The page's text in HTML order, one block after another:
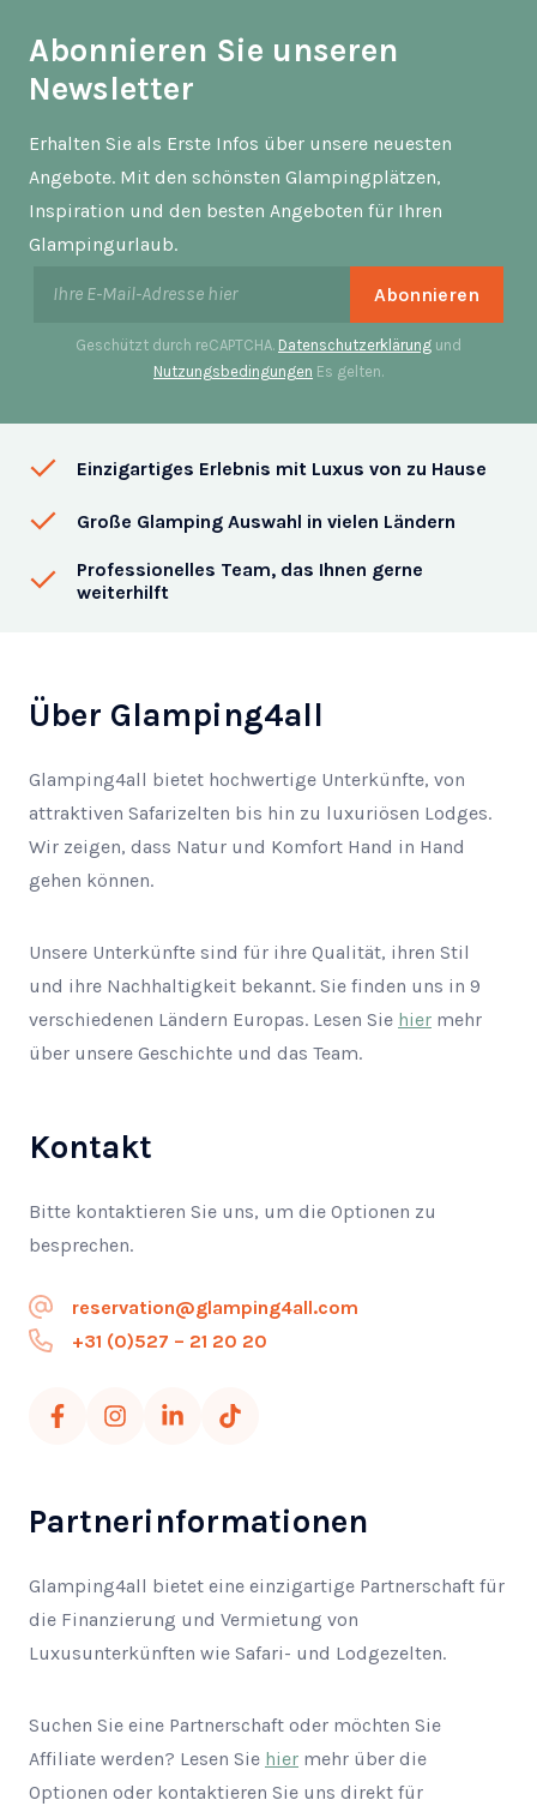
Abonnieren Sie unseren
Newsletter
Erhalten Sie als Erste Infos über unsere neuesten
Angebote. Mit den schönsten Glampingplätzen,
Inspiration und den besten Angeboten für Ihren
Glampingurlaub.
Geschützt durch reCAPTCHA. Datenschutzerklärung und
Nutzungsbedingungen Es gelten.
Einzigartiges Erlebnis mit Luxus von zu Hause
Große Glamping Auswahl in vielen Ländern
Professionelles Team, das Ihnen gerne
weiterhilft
Über Glamping4all
Glamping4all bietet hochwertige Unterkünfte, von
attraktiven Safarizelten bis hin zu luxuriösen Lodges.
Wir zeigen, dass Natur und Komfort Hand in Hand
gehen können.
Unsere Unterkünfte sind für ihre Qualität, ihren Stil
und ihre Nachhaltigkeit bekannt. Sie finden uns in 9
verschiedenen Ländern Europas. Lesen Sie hier mehr
über unsere Geschichte und das Team.
Kontakt
Bitte kontaktieren Sie uns, um die Optionen zu
besprechen.
reservation@glamping4all.com
+31 (0)527 – 21 20 20
Partnerinformationen
Glamping4all bietet eine einzigartige Partnerschaft für
die Finanzierung und Vermietung von
Luxusunterkünften wie Safari- und Lodgezelten.
Suchen Sie eine Partnerschaft oder möchten Sie
Affiliate werden? Lesen Sie hier mehr über die
Optionen oder kontaktieren Sie uns direkt für